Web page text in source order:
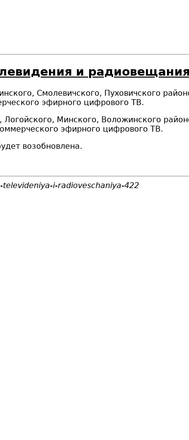
и
Смолевичского, Пуховичского
эфирного цифрового ТВ.
Минского, Воложинского
эфирного цифрового ТВ.
возобновлена.
i-radioveschaniya-422